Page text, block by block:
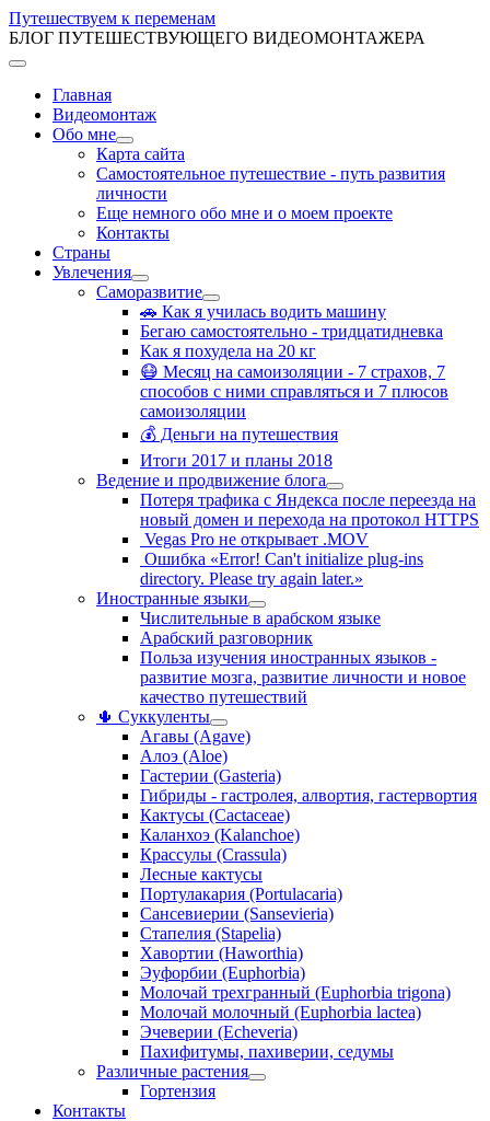
Путешествуем к переменам
БЛОГ ПУТЕШЕСТВУЮЩЕГО ВИДЕОМОНТАЖЕРА
Главная
Видеомонтаж
Обо мне
Карта сайта
Самостоятельное путешествие - путь развития
личности
Еще немного обо мне и о моем проекте
Контакты
Страны
Увлечения
Саморазвитие
🚗 Как я училась водить машину
Бегаю самостоятельно - тридцатидневка
Как я похудела на 20 кг
😷 Месяц на самоизоляции - 7 страхов, 7
способов с ними справляться и 7 плюсов
самоизоляции
💰 Деньги на путешествия
Итоги 2017 и планы 2018
Ведение и продвижение блога
Потеря трафика с Яндекса после переезда на
новый домен и перехода на протокол HTTPS
Vegas Pro не открывает .MOV
Ошибка «Error! Can't initialize plug-ins
directory. Please try again later.»
Иностранные языки
Числительные в арабском языке
Арабский разговорник
Польза изучения иностранных языков -
развитие мозга, развитие личности и новое
качество путешествий
🌵 Суккуленты
Агавы (Agave)
Алоэ (Aloe)
Гастерии (Gasteria)
Гибриды - гастролея, алвортия, гастервортия
Кактусы (Cactaceae)
Каланхоэ (Kalanchoe)
Крассулы (Crassula)
Лесные кактусы
Портулакария (Portulacaria)
Сансевиерии (Sansevieria)
Стапелия (Stapelia)
Хавортии (Haworthia)
Эуфорбии (Euphorbia)
Молочай трехгранный (Euphorbia trigona)
Молочай молочный (Euphorbia lactea)
Эчеверии (Echeveria)
Пахифитумы, пахиверии, седумы
Различные растения
Гортензия
Контакты